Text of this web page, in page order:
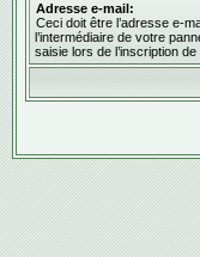
Adresse e-mail:
Ceci doit être l’adresse e-
l’intermédiaire de votre
saisie lors de l’inscription